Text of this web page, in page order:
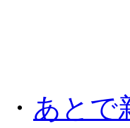
・ あとで